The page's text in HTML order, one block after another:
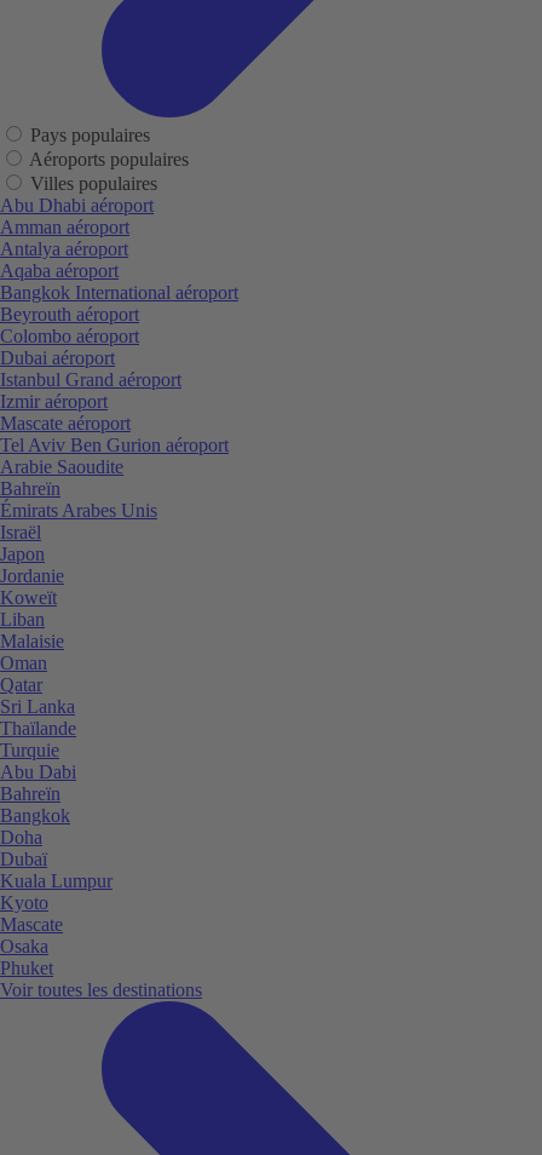
Pays populaires
Aéroports populaires
Villes populaires
Abu Dhabi aéroport
Amman aéroport
Antalya aéroport
Aqaba aéroport
Bangkok International aéroport
Beyrouth aéroport
Colombo aéroport
Dubai aéroport
Istanbul Grand aéroport
Izmir aéroport
Mascate aéroport
Tel Aviv Ben Gurion aéroport
Arabie Saoudite
Bahreïn
Émirats Arabes Unis
Israël
Japon
Jordanie
Koweït
Liban
Malaisie
Oman
Qatar
Sri Lanka
Thaïlande
Turquie
Abu Dabi
Bahreïn
Bangkok
Doha
Dubaï
Kuala Lumpur
Kyoto
Mascate
Osaka
Phuket
Voir toutes les destinations